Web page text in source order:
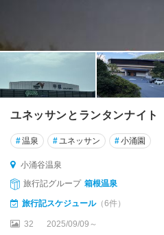
ユネッサンとランタンナイ
#温泉 #ユネッサン #小涌園
小涌谷温泉
旅行記グループ 箱根温泉
旅行記スケジュール（6件）
32 2025/09/09～